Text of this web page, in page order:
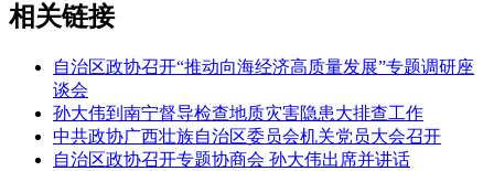
相关链接
自治区政协召开“推动向海经济高质量发展”专题调研座
谈会
孙大伟到南宁督导检查地质灾害隐患大排查工作
中共政协广西壮族自治区委员会机关党员大会召开
自治区政协召开专题协商会 孙大伟出席并讲话